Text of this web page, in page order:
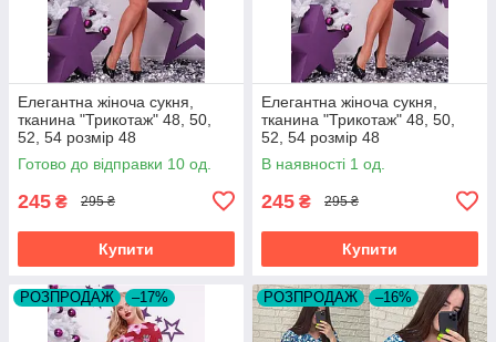
Елегантна жіноча сукня,
тканина "Трикотаж" 48, 50,
52, 54 розмір 48
Готово до відправки 10 од.
245 ₴ 295 ₴
Купити
Елегантна жіноча сукня,
тканина "Трикотаж" 48, 50,
52, 54 розмір 48
В наявності 1 од.
245 ₴ 295 ₴
Купити
РОЗПРОДАЖ –17% РОЗПРОДАЖ –16%